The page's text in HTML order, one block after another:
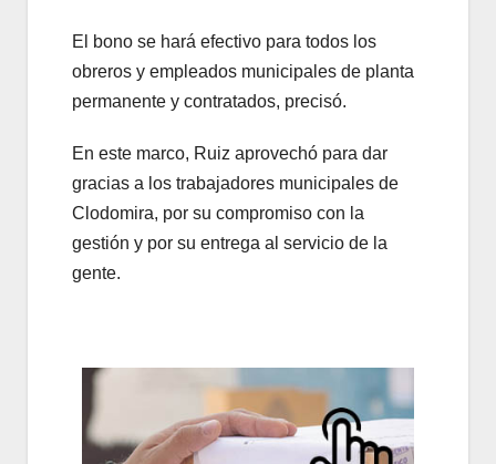
El bono se hará efectivo para todos los
obreros y empleados municipales de planta
permanente y contratados, precisó.
En este marco, Ruiz aprovechó para dar
gracias a los trabajadores municipales de
Clodomira, por su compromiso con la
gestión y por su entrega al servicio de la
gente.